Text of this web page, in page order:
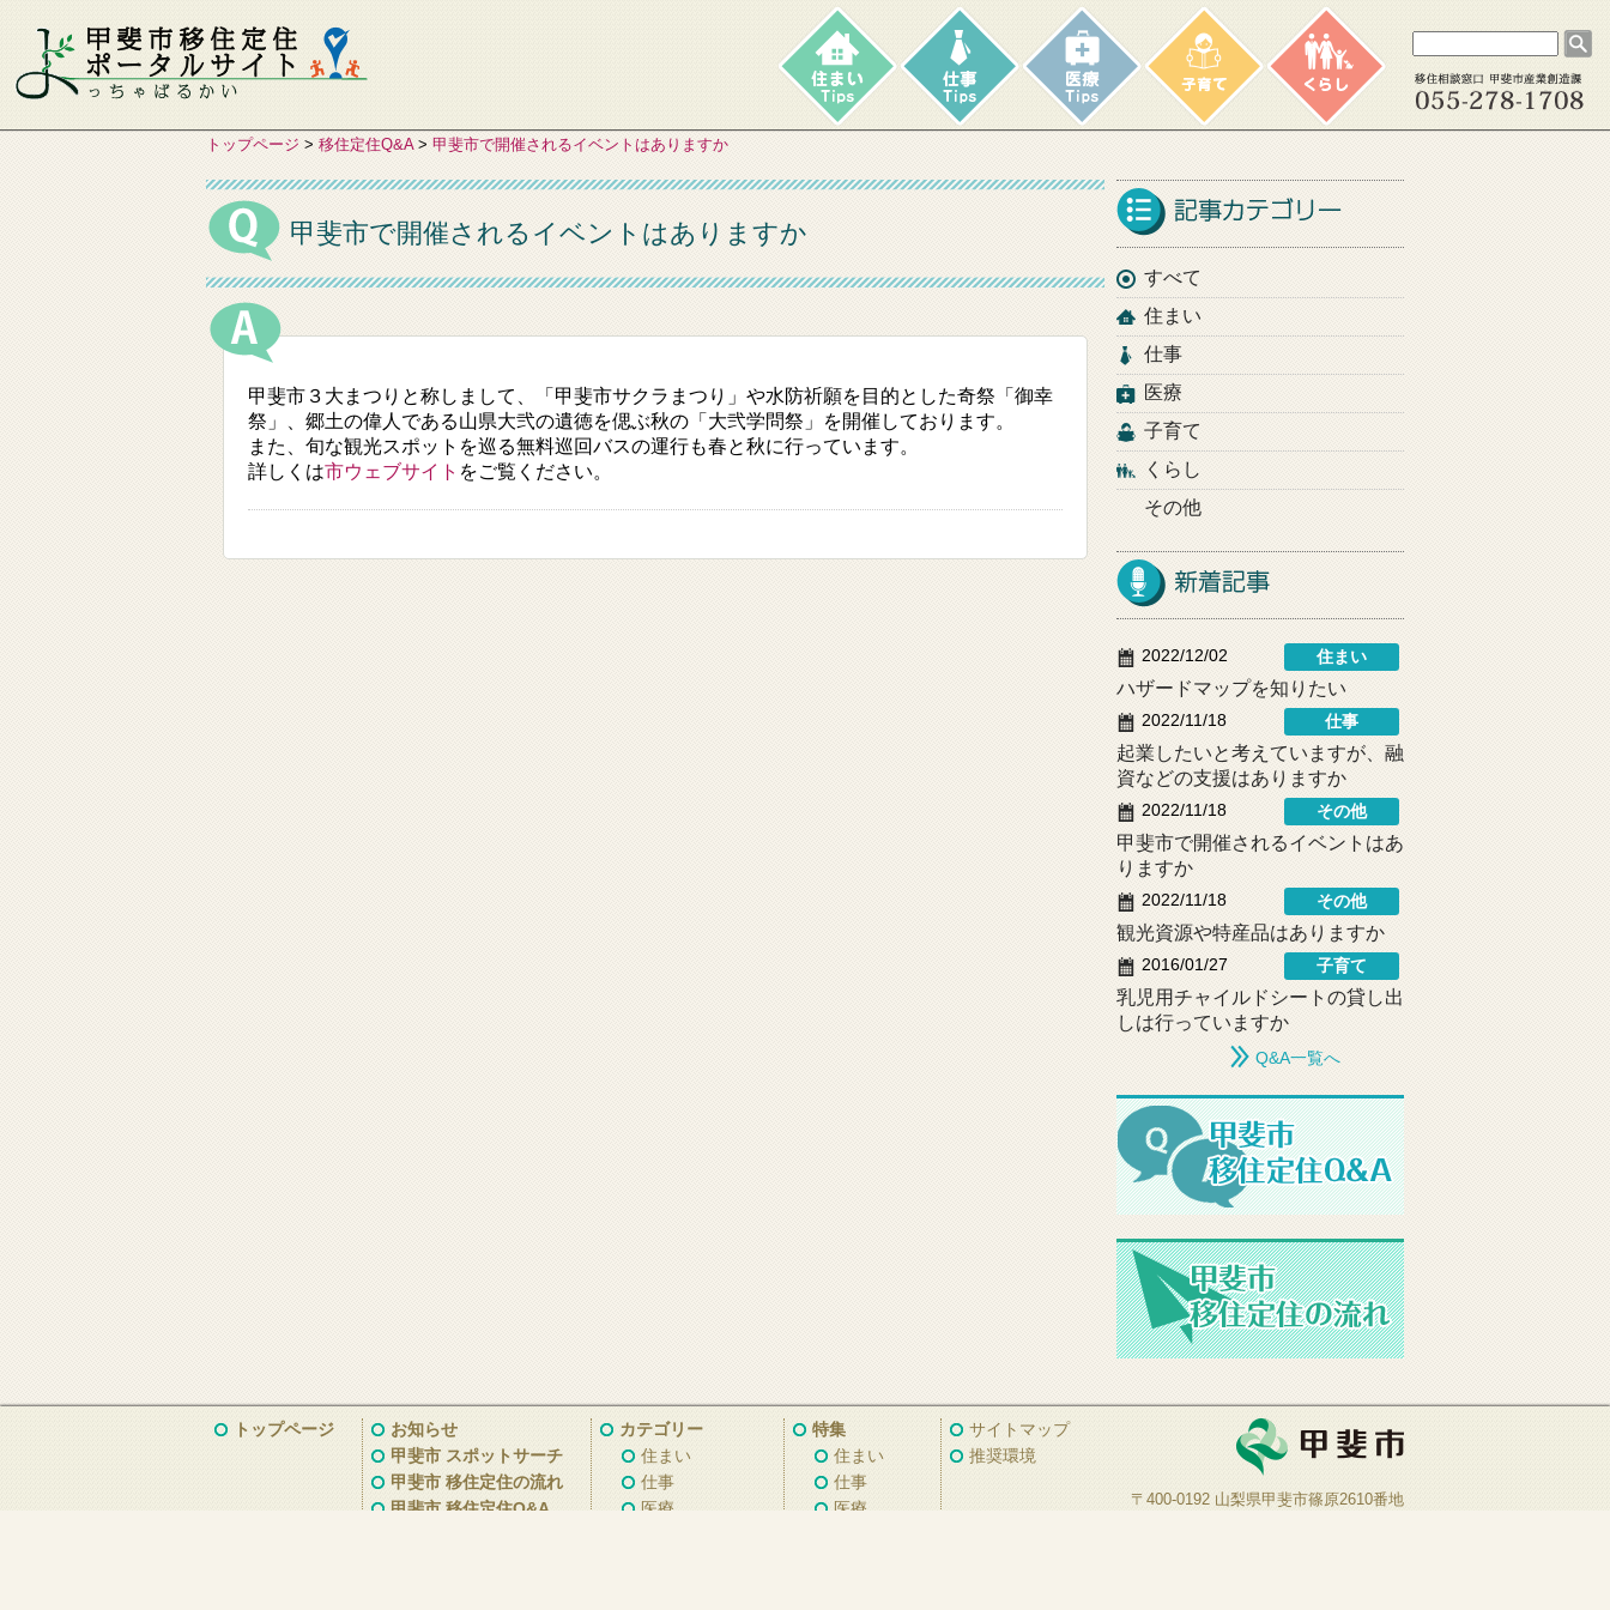
トップページ > 移住定住Q&A> 甲斐市で開催されるイベントはありますか
甲斐市で開催されるイベントはありますか
甲斐市３大まつりと称しまして、「甲斐市サクラまつり」や水防祈願を目的とした奇祭「御幸
祭」、郷土の偉人である山県大弐の遺徳を偲ぶ秋の「大弐学問祭」を開催しております。
また、旬な観光スポットを巡る無料巡回バスの運行も春と秋に行っています。
詳しくは市ウェブサイト をご覧ください。
すべて
住まい
仕事
医療
子育て
くらし
その他
2022/12/02 住まい
ハザードマップを知りたい
2022/11/18 仕事
起業したいと考えていますが、融
資などの支援はありますか
2022/11/18 その他
甲斐市で開催されるイベントはあ
りますか
2022/11/18 その他
観光資源や特産品はありますか
2016/01/27 子育て
乳児用チャイルドシートの貸し出
しは行っていますか
Q&A一覧へ
トップページ
お知らせ
甲斐市 スポットサーチ
甲斐市 移住定住の流れ
甲斐市 移住定住Q&A
カテゴリー
住まい
仕事
医療
特集
住まい
仕事
医療
サイトマップ
推奨環境
〒400-0192 山梨県甲斐市篠原2610番地